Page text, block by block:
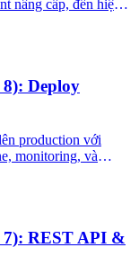
nâng cấp, đến hiệu
Deploy
production với
monitoring, và
7): REST API &